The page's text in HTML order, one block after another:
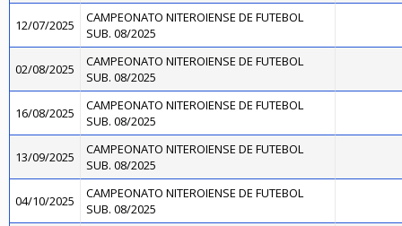
12/07/2025
CAMPEONATO NITEROIENSE DE FUTEBOL
SUB. 08/2025
02/08/2025
CAMPEONATO NITEROIENSE DE FUTEBOL
SUB. 08/2025
16/08/2025
CAMPEONATO NITEROIENSE DE FUTEBOL
SUB. 08/2025
13/09/2025
CAMPEONATO NITEROIENSE DE FUTEBOL
SUB. 08/2025
04/10/2025
CAMPEONATO NITEROIENSE DE FUTEBOL
SUB. 08/2025